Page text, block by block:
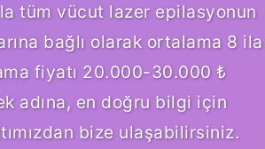
tüm vücut lazer epilasyonun
bağlı olarak ortalama 8 ila
fiyatı 20.000-30.000 ₺
adına, en doğru bilgi için
bize ulaşabilirsiniz.